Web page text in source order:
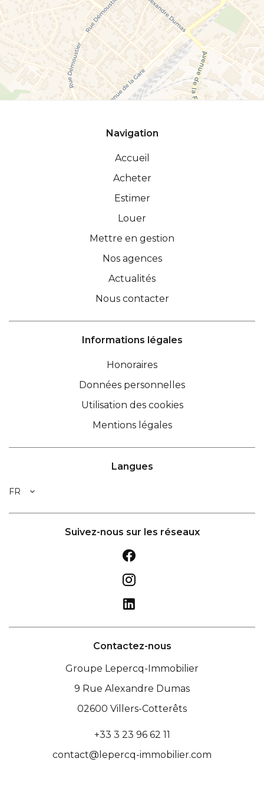
Navigation
Accueil
Acheter
Estimer
Louer
Mettre en gestion
Nos agences
Actualités
Nous contacter
Informations légales
Honoraires
Données personnelles
Utilisation des cookies
Mentions légales
Langues
FR
Suivez-nous sur les réseaux
Contactez-nous
Groupe Lepercq-Immobilier
9 Rue Alexandre Dumas
02600 Villers-Cotterêts
+33 3 23 96 62 11
contact@lepercq-immobilier.com